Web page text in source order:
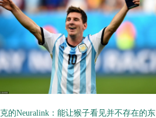
的Neuralink：能让猴子看见并不存在的东